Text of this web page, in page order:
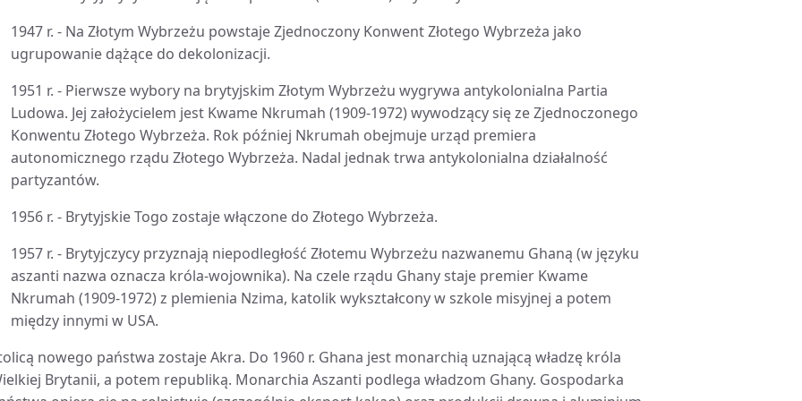
1947 r. - Na Złotym Wybrzeżu powstaje Zjednoczony Konwent Złotego Wybrzeża jako
ugrupowanie dążące do dekolonizacji.
1951 r. - Pierwsze wybory na brytyjskim Złotym Wybrzeżu wygrywa antykolonialna Partia
Ludowa. Jej założycielem jest Kwame Nkrumah (1909-1972) wywodzący się ze Zjednoczonego
Konwentu Złotego Wybrzeża. Rok później Nkrumah obejmuje urząd premiera
autonomicznego rządu Złotego Wybrzeża. Nadal jednak trwa antykolonialna działalność
partyzantów.
1956 r. - Brytyjskie Togo zostaje włączone do Złotego Wybrzeża.
1957 r. - Brytyjczycy przyznają niepodległość Złotemu Wybrzeżu nazwanemu Ghaną (w języku
aszanti nazwa oznacza króla-wojownika). Na czele rządu Ghany staje premier Kwame
Nkrumah (1909-1972) z plemienia Nzima, katolik wykształcony w szkole misyjnej a potem
między innymi w USA.
nowego państwa zostaje Akra. Do 1960 r. Ghana jest monarchią uznającą władzę króla
Brytanii, a potem republiką. Monarchia Aszanti podlega władzom Ghany. Gospodarka